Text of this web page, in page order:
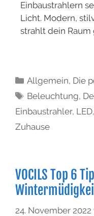
Einbaustrahlern
Licht. Modern,
strahlt dein
Allgemein, Die
Beleuchtung,
Einbaustrahler, LED,
Zuhause
VOCILS Top 6
24. November 2022